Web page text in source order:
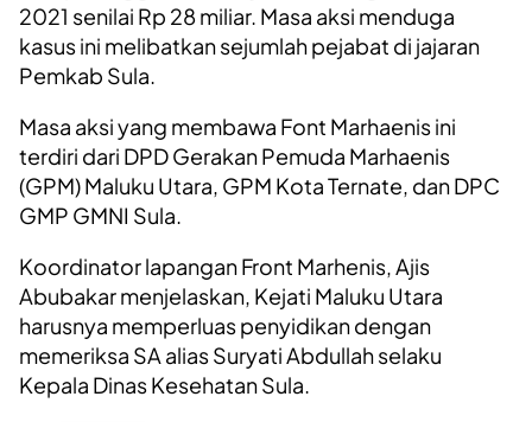
2021 senilai Rp 28 miliar. Masa aksi menduga
kasus ini melibatkan sejumlah pejabat di jajaran
Pemkab Sula.
Masa aksi yang membawa Font Marhaenis ini
terdiri dari DPD Gerakan Pemuda Marhaenis
(GPM) Maluku Utara, GPM Kota Ternate, dan DPC
GMP GMNI Sula.
Koordinator lapangan Front Marhenis, Ajis
Abubakar menjelaskan, Kejati Maluku Utara
harusnya memperluas penyidikan dengan
memeriksa SA alias Suryati Abdullah selaku
Kepala Dinas Kesehatan Sula.